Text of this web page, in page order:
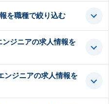
を職種で絞り込む
ジニアの求人情報を
ンジニアの求人情報を